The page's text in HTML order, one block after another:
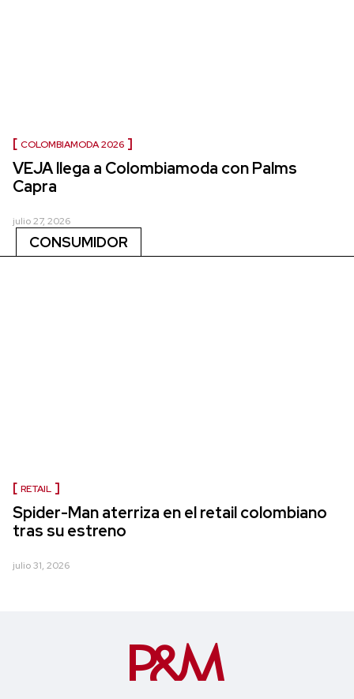
COLOMBIAMODA 2026
VEJA llega a Colombiamoda con Palms
Capra
julio 27, 2026
CONSUMIDOR
RETAIL
Spider-Man aterriza en el retail colombiano
tras su estreno
julio 31, 2026